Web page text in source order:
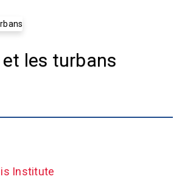
les turbans
Institute